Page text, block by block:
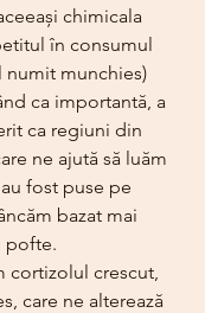
chimicala
în consumul
numit munchies)
ca importantă, a
ca regiuni din
ne ajută să luăm
fost puse pe
bazat mai
pofte.
cortizolul crescut,
care ne alterează